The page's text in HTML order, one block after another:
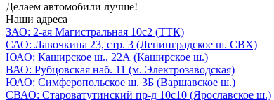
Делаем автомобили лучше!
Наши адреса
ЗАО: 2-ая Магистральная 10с2 (ТТК)
САО: Лавочкина 23, стр. 3 (Ленинградское ш. СВХ)
ЮАО: Каширское ш., 22А (Каширское ш.)
ВАО: Рубцовская наб. 11 (м. Электрозаводская)
ЮАО: Симферопольское ш. 3Б (Варшавское ш.)
СВАО: Староватутинский пр-д 10с10 (Ярославское ш.)